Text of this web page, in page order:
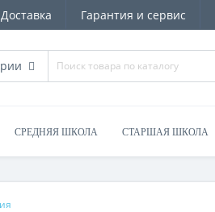
Доставка Гарантия и сервис
СРЕДНЯЯ ШКОЛА СТАРШАЯ ШКОЛА